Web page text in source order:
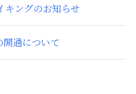
キングのお知らせ
通について